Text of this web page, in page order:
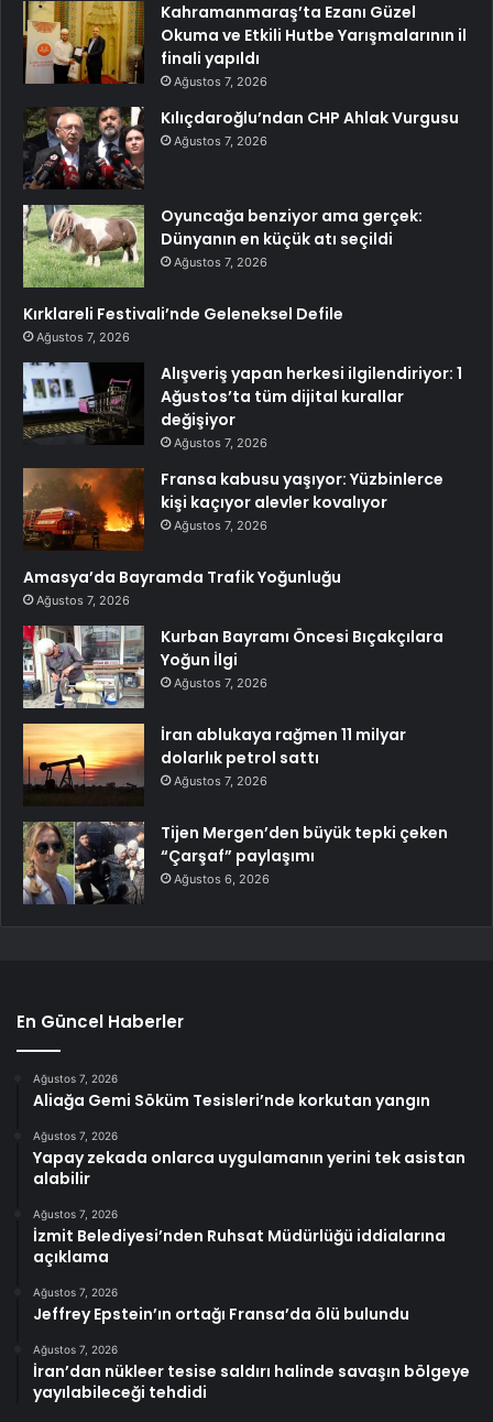
Kahramanmaraş’ta Ezanı Güzel
Okuma ve Etkili Hutbe Yarışmalarının il
finali yapıldı
Ağustos 7, 2026
Kılıçdaroğlu’ndan CHP Ahlak Vurgusu
Ağustos 7, 2026
Oyuncağa benziyor ama gerçek:
Dünyanın en küçük atı seçildi
Ağustos 7, 2026
Kırklareli Festivali’nde Geleneksel Defile
Ağustos 7, 2026
Alışveriş yapan herkesi ilgilendiriyor: 1
Ağustos’ta tüm dijital kurallar
değişiyor
Ağustos 7, 2026
Fransa kabusu yaşıyor: Yüzbinlerce
kişi kaçıyor alevler kovalıyor
Ağustos 7, 2026
Amasya’da Bayramda Trafik Yoğunluğu
Ağustos 7, 2026
Kurban Bayramı Öncesi Bıçakçılara
Yoğun İlgi
Ağustos 7, 2026
İran ablukaya rağmen 11 milyar
dolarlık petrol sattı
Ağustos 7, 2026
Tijen Mergen’den büyük tepki çeken
“Çarşaf” paylaşımı
Ağustos 6, 2026
En Güncel Haberler
Ağustos 7, 2026
Aliağa Gemi Söküm Tesisleri’nde korkutan yangın
Ağustos 7, 2026
Yapay zekada onlarca uygulamanın yerini tek asistan
alabilir
Ağustos 7, 2026
İzmit Belediyesi’nden Ruhsat Müdürlüğü iddialarına
açıklama
Ağustos 7, 2026
Jeffrey Epstein’ın ortağı Fransa’da ölü bulundu
Ağustos 7, 2026
İran’dan nükleer tesise saldırı halinde savaşın bölgeye
yayılabileceği tehdidi